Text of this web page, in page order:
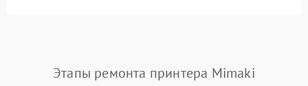
Этапы ремонта принтера Mimaki